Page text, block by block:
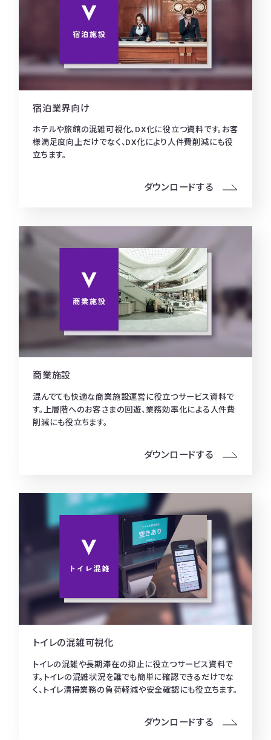
宿泊業界向け
ホテルや旅館の混雑可視化、DX化に役立つ資料です。お客
様満足度向上だけでなく、DX化により人件費削減にも役
立ちます。
ダウンロードする
商業施設
混んでても快適な商業施設運営に役立つサービス資料で
す。上層階へのお客さまの回遊、業務効率化による人件費
削減にも役立ちます。
ダウンロードする
トイレの混雑可視化
トイレの混雑や長期滞在の抑止に役立つサービス資料で
す。トイレの混雑状況を誰でも簡単に確認できるだけでな
く、トイレ清掃業務の負荷軽減や安全確認にも役立ちます。
ダウンロードする